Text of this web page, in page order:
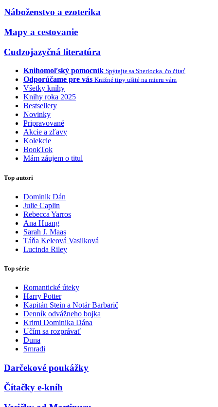
Náboženstvo a ezoterika
Mapy a cestovanie
Cudzojazyčná literatúra
Knihomoľský pomocník Spýtajte sa Sherlocka, čo čítať
Odporúčame pre vás Knižné tipy ušité na mieru vám
Všetky knihy
Knihy roka 2025
Bestsellery
Novinky
Pripravované
Akcie a zľavy
Kolekcie
BookTok
Mám záujem o titul
Top autori
Dominik Dán
Julie Caplin
Rebecca Yarros
Ana Huang
Sarah J. Maas
Táňa Keleová Vasilková
Lucinda Riley
Top série
Romantické úteky
Harry Potter
Kapitán Stein a Notár Barbarič
Denník odvážneho bojka
Krimi Dominika Dána
Učím sa rozprávať
Duna
Smradi
Darčekové poukážky
Čítačky e-kníh